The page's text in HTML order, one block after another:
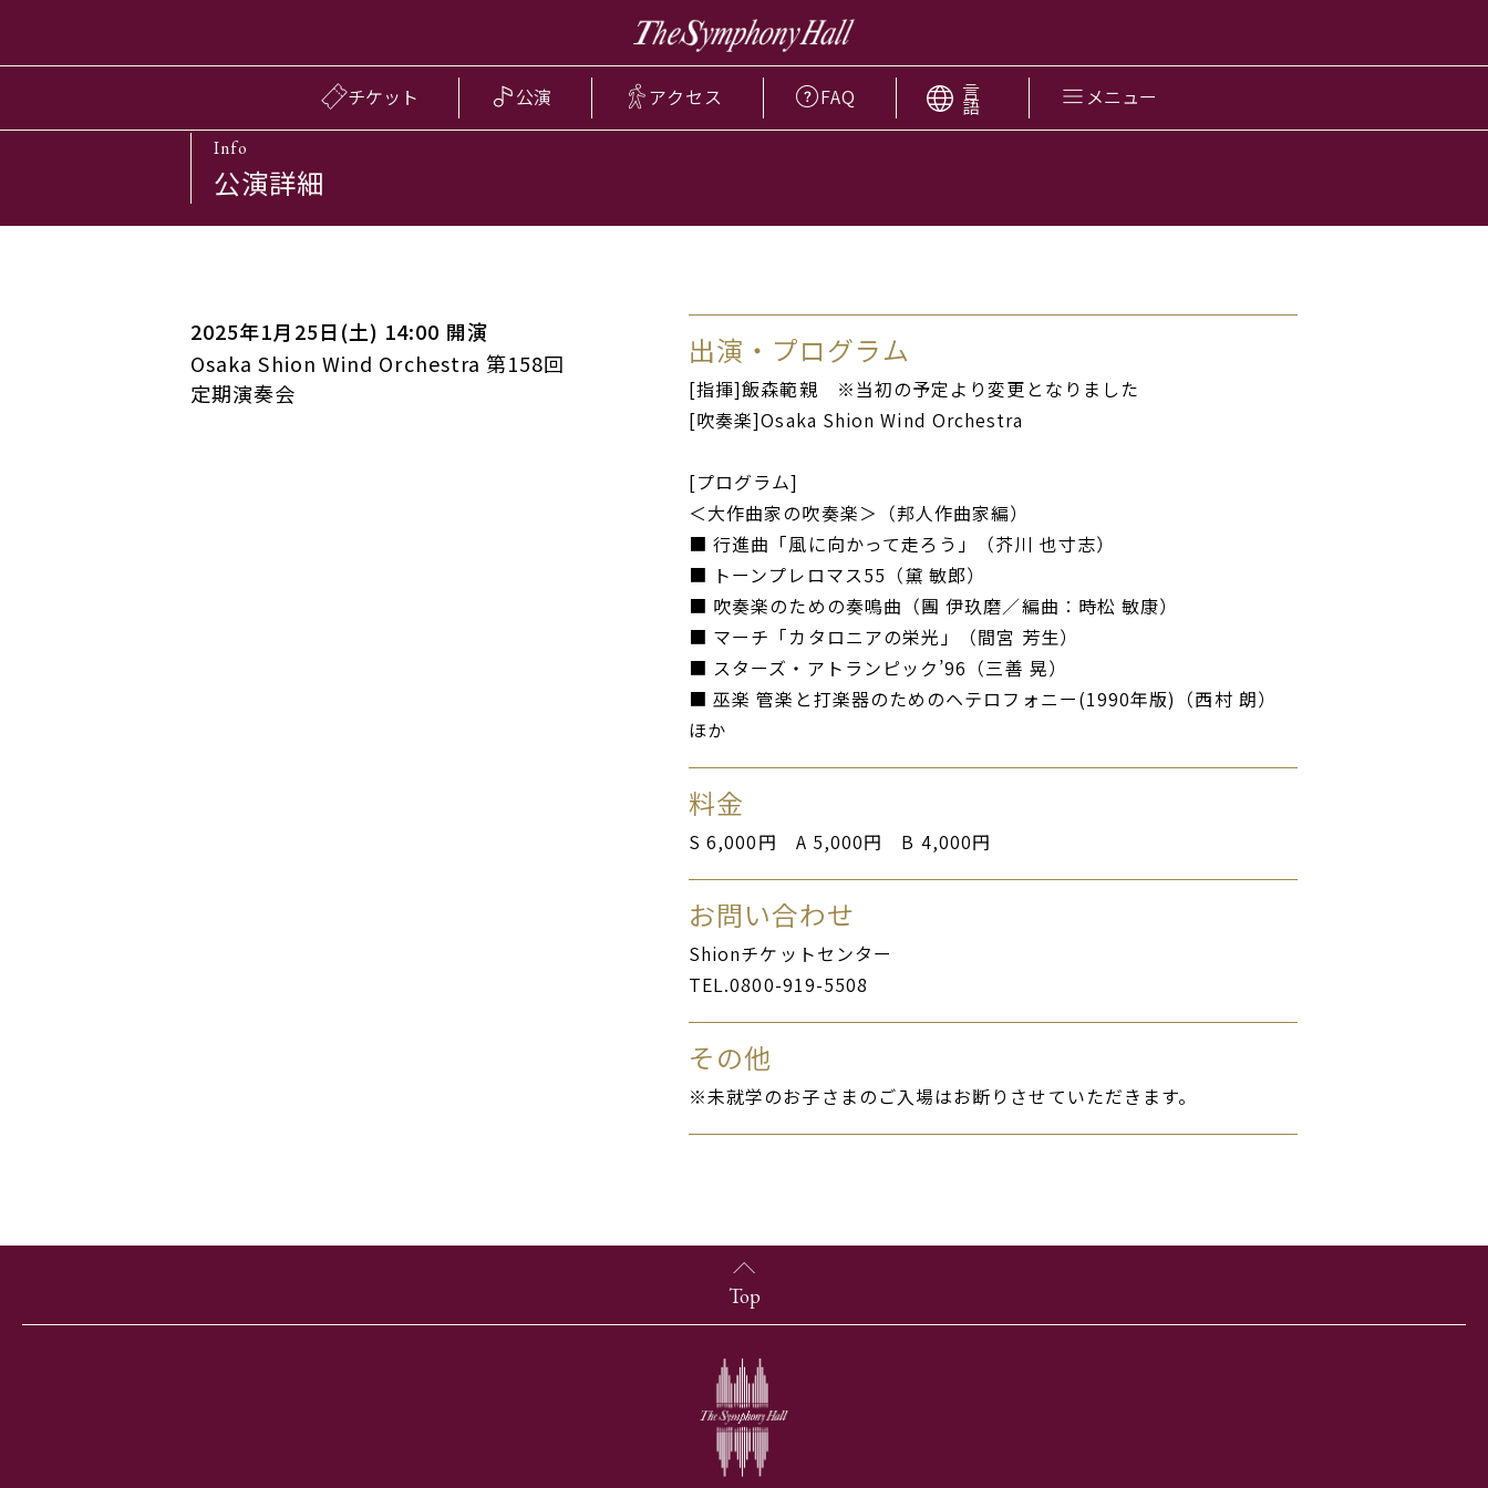
チケット 公演 アクセス FAQ 言
語 メニュー
Info
公演詳細
2025年1月25日(土) 14:00 開演
Osaka Shion Wind Orchestra 第158回
定期演奏会
出演・プログラム
[指揮]飯森範親 ※当初の予定より変更となりました
[吹奏楽]Osaka Shion Wind Orchestra
[プログラム]
＜⼤作曲家の吹奏楽＞（邦⼈作曲家編）
■ 行進曲「風に向かって走ろう」（芥川 也寸志）
■ トーンプレロマス55（黛 敏郎）
■ 吹奏楽のための奏鳴曲（團 伊玖磨／編曲：時松 敏康）
■ マーチ「カタロニアの栄光」（間宮 芳⽣）
■ スターズ・アトランピック’96（三善 晃）
■ 巫楽 管楽と打楽器のためのヘテロフォニー(1990年版)（⻄村 朗）
ほか
料金
S 6,000円 A 5,000円 B 4,000円
お問い合わせ
Shionチケットセンター
TEL.0800-919-5508
その他
※未就学のお子さまのご入場はお断りさせていただきます。
Top